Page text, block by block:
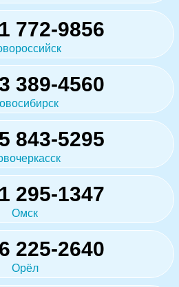
772-9856
389-4560
843-5295
295-1347
Омск
225-2640
Орёл